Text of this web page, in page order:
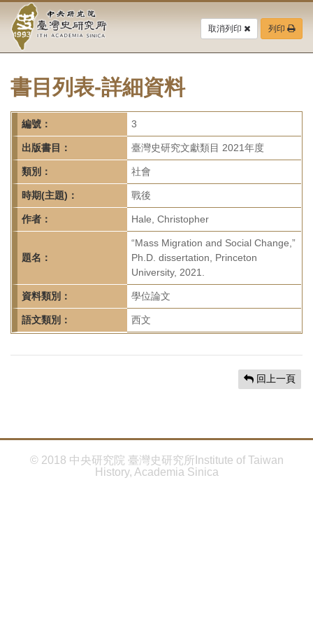
要
中
央
研
究
院-
臺
灣
史
研
究
所-
首
頁
取消列印 列印
書目列表-詳細資料
編號： 3
出版書目： 臺灣史研究文獻類目 2021年度
類別： 社會
時期(主題)： 戰後
作者： Hale, Christopher
題名：
“Mass Migration and Social Change,”
Ph.D. dissertation, Princeton
University, 2021.
資料類別： 學位論文
語文類別： 西文
回上一頁
© 2018 中央研究院 臺灣史研究所Institute of Taiwan
History, Academia Sinica